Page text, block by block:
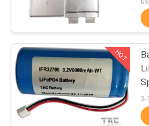
ÜBER
UNS
FABRIK-
AUSFLUG
Lithium-
zylindrische
HOT
3-